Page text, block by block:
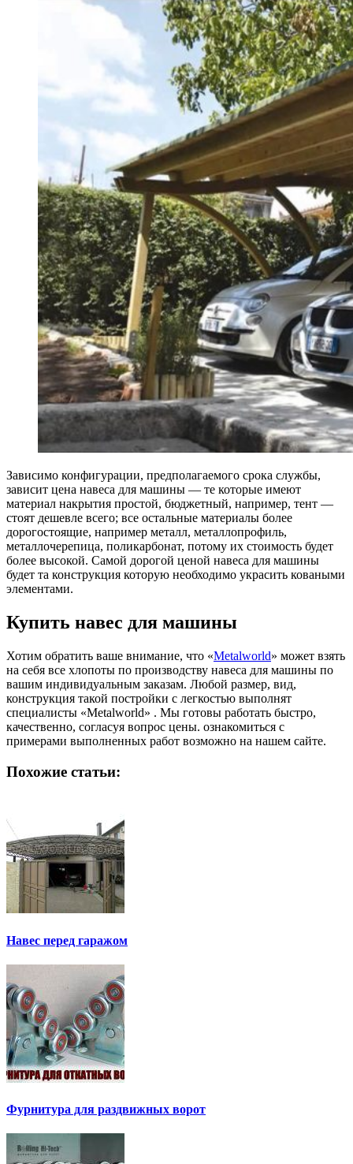
Зависимо конфигурации, предполагаемого срока службы,
зависит цена навеса для машины — те которые имеют
материал накрытия простой, бюджетный, например, тент —
стоят дешевле всего; все остальные материалы более
дорогостоящие, например металл, металлопрофиль,
металлочерепица, поликарбонат, потому их стоимость будет
более высокой. Самой дорогой ценой навеса для машины
будет та конструкция которую необходимо украсить коваными
элементами.
Купить навес для машины
Хотим обратить ваше внимание, что «Metalworld» может взять
на себя все хлопоты по производству навеса для машины по
вашим индивидуальным заказам. Любой размер, вид,
конструкция такой постройки с легкостью выполнят
специалисты «Metalworld» . Мы готовы работать быстро,
качественно, согласуя вопрос цены. ознакомиться с
примерами выполненных работ возможно на нашем сайте.
Похожие статьи:
Навес перед гаражом
Фурнитура для раздвижных ворот